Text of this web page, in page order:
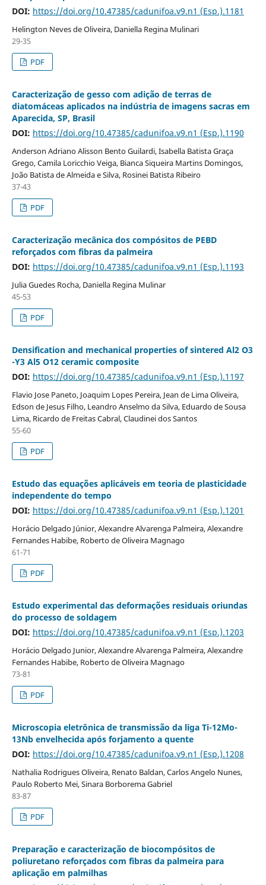
DOI: https://doi.org/10.47385/cadunifoa.v9.n1 (Esp.).1181
Helington Neves de Oliveira, Daniella Regina Mulinari
29-35
PDF
Caracterização de gesso com adição de terras de
diatomáceas aplicados na indústria de imagens sacras em
Aparecida, SP, Brasil
DOI: https://doi.org/10.47385/cadunifoa.v9.n1 (Esp.).1190
Anderson Adriano Alisson Bento Guilardi, Isabella Batista Graça
Grego, Camila Loricchio Veiga, Bianca Siqueira Martins Domingos,
João Batista de Almeida e Silva, Rosinei Batista Ribeiro
37-43
PDF
Caracterização mecânica dos compósitos de PEBD
reforçados com fibras da palmeira
DOI: https://doi.org/10.47385/cadunifoa.v9.n1 (Esp.).1193
Julia Guedes Rocha, Daniella Regina Mulinar
45-53
PDF
Densification and mechanical properties of sintered Al2 O3
-Y3 Al5 O12 ceramic composite
DOI: https://doi.org/10.47385/cadunifoa.v9.n1 (Esp.).1197
Flavio Jose Paneto, Joaquim Lopes Pereira, Jean de Lima Oliveira,
Edson de Jesus Filho, Leandro Anselmo da Silva, Eduardo de Sousa
Lima, Ricardo de Freitas Cabral, Claudinei dos Santos
55-60
PDF
Estudo das equações aplicáveis em teoria de plasticidade
independente do tempo
DOI: https://doi.org/10.47385/cadunifoa.v9.n1 (Esp.).1201
Horácio Delgado Júnior, Alexandre Alvarenga Palmeira, Alexandre
Fernandes Habibe, Roberto de Oliveira Magnago
61-71
PDF
Estudo experimental das deformações residuais oriundas
do processo de soldagem
DOI: https://doi.org/10.47385/cadunifoa.v9.n1 (Esp.).1203
Horácio Delgado Junior, Alexandre Alvarenga Palmeira, Alexandre
Fernandes Habibe, Roberto de Oliveira Magnago
73-81
PDF
Microscopia eletrônica de transmissão da liga Ti-12Mo-
13Nb envelhecida após forjamento a quente
DOI: https://doi.org/10.47385/cadunifoa.v9.n1 (Esp.).1208
Nathalia Rodrigues Oliveira, Renato Baldan, Carlos Angelo Nunes,
Paulo Roberto Mei, Sinara Borborema Gabriel
83-87
PDF
Preparação e caracterização de biocompósitos de
poliuretano reforçados com fibras da palmeira para
aplicação em palmilhas